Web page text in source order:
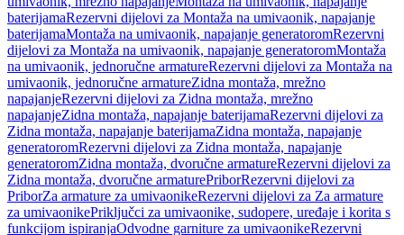
baterijamaRezervni dijelovi za Montaža na umivaonik, napajanje
baterijamaMontaža na umivaonik, napajanje generatoromRezervni
dijelovi za Montaža na umivaonik, napajanje generatoromMontaža
na umivaonik, jednoručne armatureRezervni dijelovi za Montaža na
umivaonik, jednoručne armatureZidna montaža, mrežno
napajanjeRezervni dijelovi za Zidna montaža, mrežno
napajanjeZidna montaža, napajanje baterijamaRezervni dijelovi za
Zidna montaža, napajanje baterijamaZidna montaža, napajanje
generatoromRezervni dijelovi za Zidna montaža, napajanje
generatoromZidna montaža, dvoručne armatureRezervni dijelovi za
Zidna montaža, dvoručne armaturePriborRezervni dijelovi za
PriborZa armature za umivaonikeRezervni dijelovi za Za armature
za umivaonikePriključci za umivaonike, sudopere, uređaje i korita s
funkcijom ispiranjaOdvodne garniture za umivaonikeRezervni